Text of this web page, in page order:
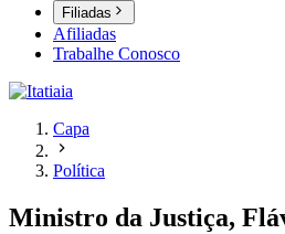
Filiadas
Afiliadas
Trabalhe Conosco
Capa
Política
Ministro da Justiça,